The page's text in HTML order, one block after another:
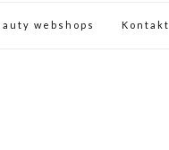
webshops Kontakt